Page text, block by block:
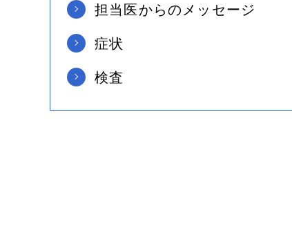
糖尿病網膜症
加齢黄斑
担当医からのメッセージ
症状
検査